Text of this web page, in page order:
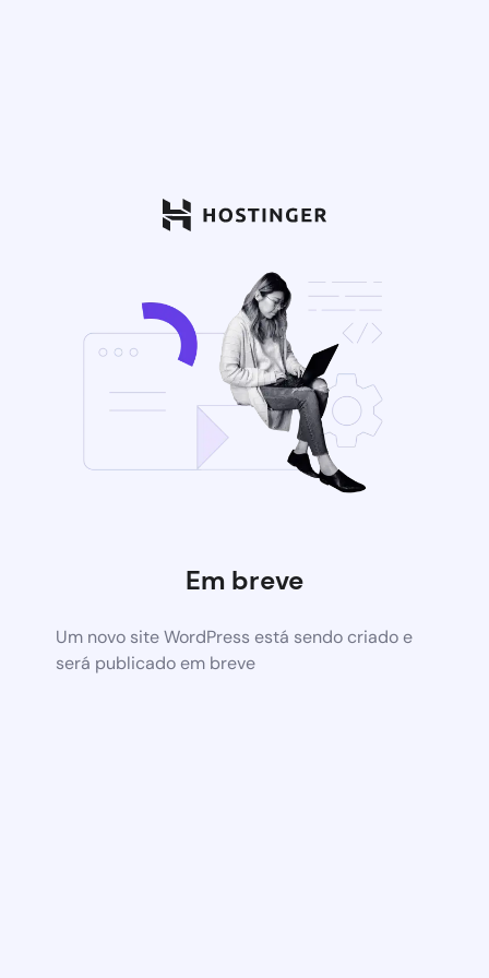
Em breve
Um novo site WordPress está sendo criado e
será publicado em breve